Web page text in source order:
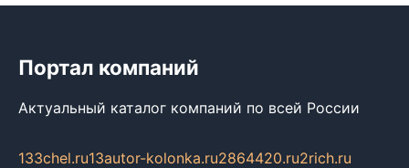
Портал компаний
Актуальный каталог компаний по всей России
133chel.ru13autor-kolonka.ru2864420.ru2rich.ru